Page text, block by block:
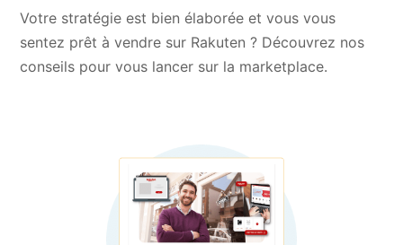
Votre stratégie est bien élaborée et vous vous
sentez prêt à vendre sur Rakuten ? Découvrez nos
conseils pour vous lancer sur la marketplace.